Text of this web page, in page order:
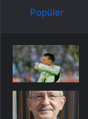
Popüler